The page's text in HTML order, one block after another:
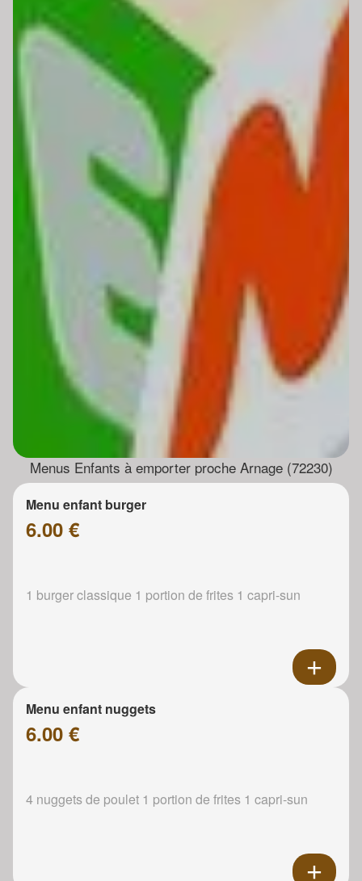
Menus Enfants à emporter proche Arnage (72230)
Menu enfant burger
6.00 €
1 burger classique 1 portion de frites 1 capri-sun
Menu enfant nuggets
6.00 €
4 nuggets de poulet 1 portion de frites 1 capri-sun